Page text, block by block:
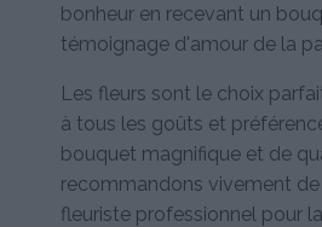
bonheur en recevant un
témoignage d'amour de la
Les fleurs sont le choix
à tous les goûts et
bouquet magnifique et de
recommandons vivement
fleuriste professionnel pour